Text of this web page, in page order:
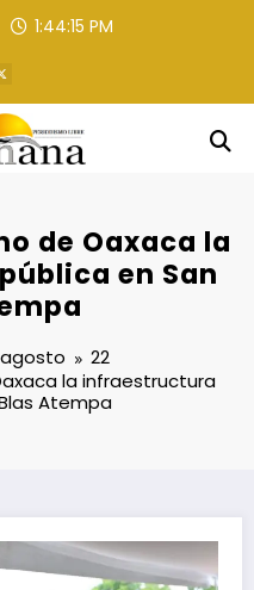
1:44:16 PM
de Oaxaca la
en San
agosto
22
la infraestructura
Atempa